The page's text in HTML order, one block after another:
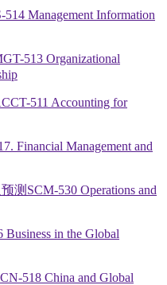
Management Information
513 Organizational
511 Accounting for
Financial Management and
测SCM-530 Operations and
in the Global
518 China and Global